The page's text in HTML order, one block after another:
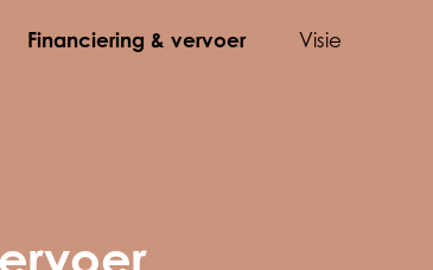
Financiering & vervoer
Visie